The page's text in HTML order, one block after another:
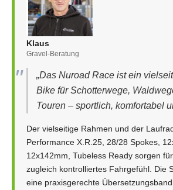
Klaus
Gravel-Beratung
„Das Nuroad Race ist ein
Bike für Schotterwege,
Touren – sportlich, komfortabel
Der vielseitige Rahmen und der
Performance X.R.25, 28/28 Spokes,
12x142mm, Tubeless Ready sorgen
zugleich kontrolliertes Fahrgefühl. Die
eine praxisgerechte